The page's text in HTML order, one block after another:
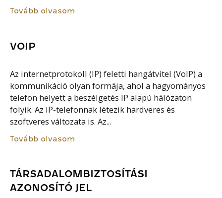
Tovább olvasom
VOIP
Az internetprotokoll (IP) feletti hangátvitel (VoIP) a
kommunikáció olyan formája, ahol a hagyományos
telefon helyett a beszélgetés IP alapú hálózaton
folyik. Az IP-telefonnak létezik hardveres és
szoftveres változata is. Az...
Tovább olvasom
TÁRSADALOMBIZTOSÍTÁSI
AZONOSÍTÓ JEL